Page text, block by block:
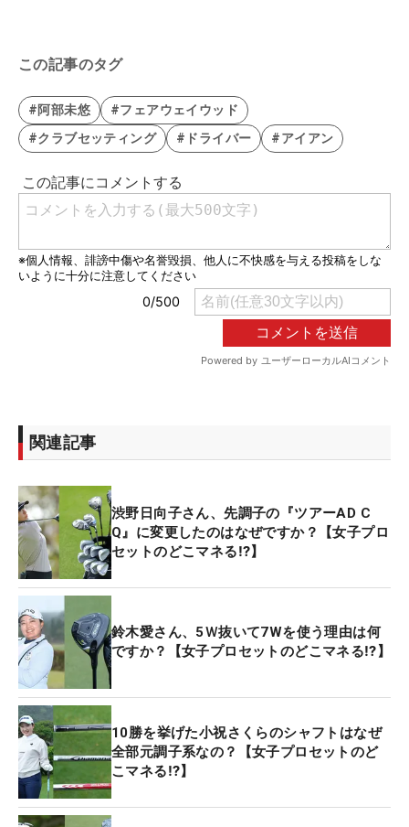
この記事のタグ
#阿部未悠
#フェアウェイウッド
#クラブセッティング
#ドライバー #アイアン
関連記事
渋野日向子さん、先調子の『ツアーAD C
Q』に変更したのはなぜですか？【女子プロ
セットのどこマネる⁉】
鈴木愛さん、5Ｗ抜いて7Wを使う理由は何
ですか？【女子プロセットのどこマネる⁉】
10勝を挙げた小祝さくらのシャフトはなぜ
全部元調子系なの？【女子プロセットのど
こマネる⁉】